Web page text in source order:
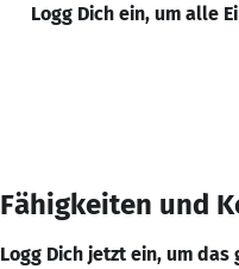
Logg Dich ein, um alle
Fähigkeiten und
Logg Dich jetzt ein, um das